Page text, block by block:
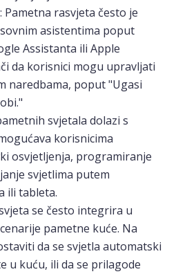
rasvjeta često je
asistentima poput
Assistanta ili Apple
da korisnici mogu upravljati
naredbama, poput "Ugasi
svjetala dolazi s
korisnicima
osvjetljenja, programiranje
svjetlima putem
ili tableta.
se često integrira u
pametne kuće. Na
da se svjetla automatski
u kuću, ili da se prilagode